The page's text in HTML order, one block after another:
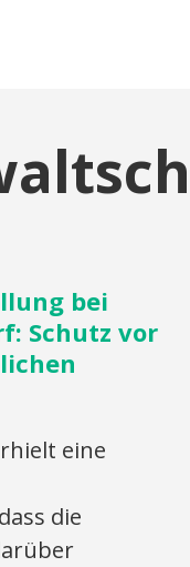
bei
Schutz vor
eine
die